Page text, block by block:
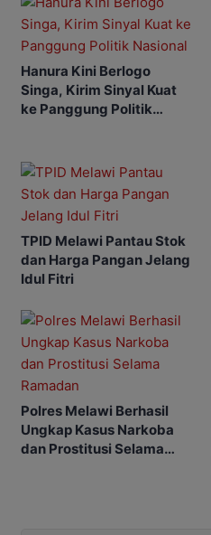
Hanura Kini Berlogo
Singa, Kirim Sinyal Kuat
ke Panggung Politik
TPID Melawi Pantau Stok
dan Harga Pangan Jelang
Idul Fitri
Polres Melawi Berhasil
Ungkap Kasus Narkoba
dan Prostitusi Selama